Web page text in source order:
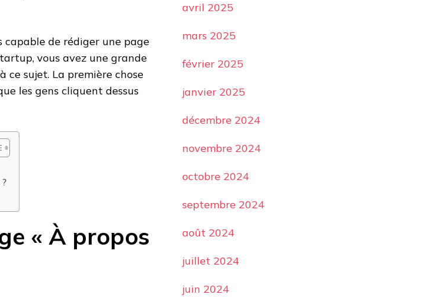
capable de rédiger une page
vous avez une grande
ce sujet. La première chose
les gens cliquent dessus
« À propos
avril 2025
mars 2025
février 2025
janvier 2025
décembre 2024
novembre 2024
octobre 2024
septembre 2024
août 2024
juillet 2024
juin 2024